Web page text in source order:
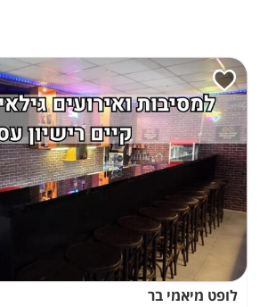
לופט מיאמי בר